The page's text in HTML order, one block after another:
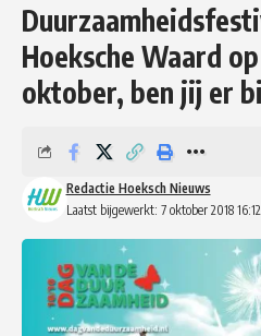
Hoeksche Waard
oktober, ben jij er
Laatst bijgewerkt: 7 oktober 2018 16:12
Redactie Hoeksch Nieuws